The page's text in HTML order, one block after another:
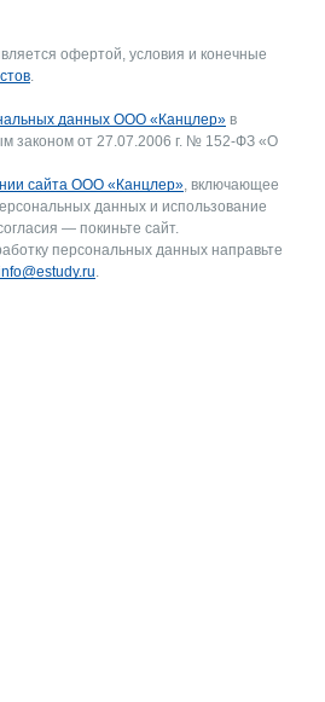
офертой, условия и конечные
.
данных ООО «Канцлер» в
законом от 27.07.2006 г. № 152-ФЗ «О
сайта ООО «Канцлер», включающее
данных и использование
— покиньте сайт.
персональных данных направьте
.